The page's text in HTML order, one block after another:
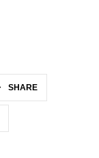
SHARE